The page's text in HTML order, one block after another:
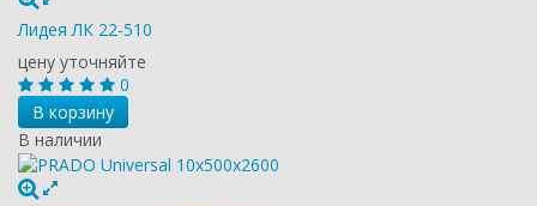
Лидея ЛК 22-510
цену уточняйте
0
В корзину
В наличии